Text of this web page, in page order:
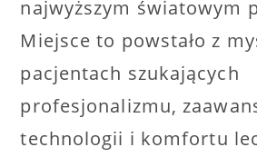
najwyższym światowym
Miejsce to powstało z
pacjentach szukających
profesjonalizmu,
technologii i komfortu